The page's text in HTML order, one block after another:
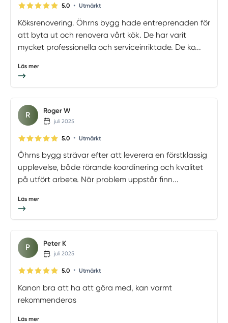
5.0 • Utmärkt
Köksrenovering. Öhrns bygg hade entreprenaden för
att byta ut och renovera vårt kök. De har varit
mycket professionella och serviceinriktade. De ko...
Läs mer
R Roger W
juli 2025
5.0 • Utmärkt
Öhrns bygg strävar efter att leverera en förstklassig
upplevelse, både rörande koordinering och kvalitet
på utfört arbete. När problem uppstår finn...
Läs mer
P Peter K
juli 2025
5.0 • Utmärkt
Kanon bra att ha att göra med, kan varmt
rekommenderas
Läs mer